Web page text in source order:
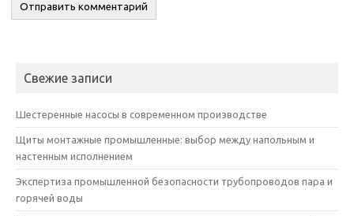
Свежие записи
Шестеренные насосы в современном производстве
Щиты монтажные промышленные: выбор между напольным и
настенным исполнением
Экспертиза промышленной безопасности трубопроводов пара и
горячей воды